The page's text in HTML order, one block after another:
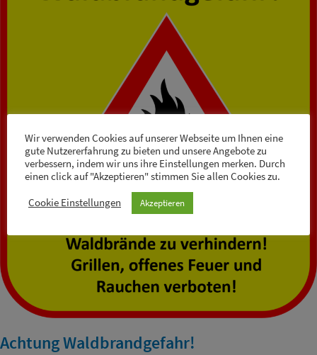
Achtung Waldbrandgefahr!
Wir verwenden Cookies auf unserer Webseite um Ihnen eine
gute Nutzererfahrung zu bieten und unsere Angebote zu
verbessern, indem wir uns ihre Einstellungen merken. Durch
einen click auf "Akzeptieren" stimmen Sie allen Cookies zu.
Cookie Einstellungen Akzeptieren